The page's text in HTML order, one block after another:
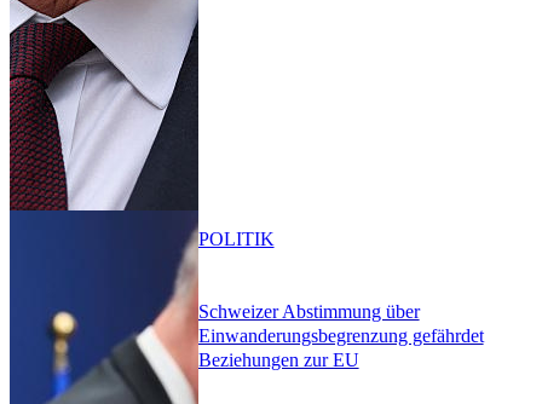
Schweizer Abstimmung über
Einwanderungsbegrenzung gefährdet
Beziehungen zur EU
POLITIK